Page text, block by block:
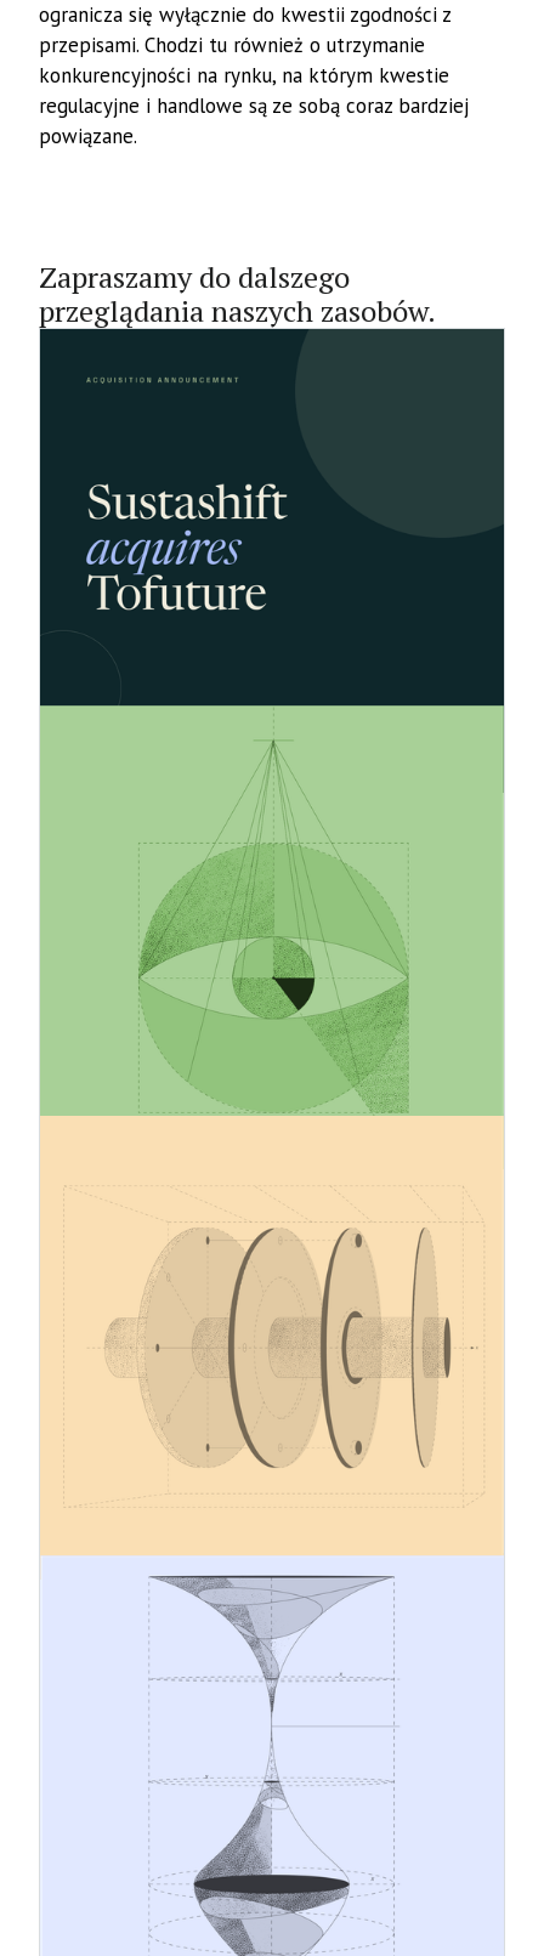
ogranicza się wyłącznie do kwestii zgodności z
przepisami. Chodzi tu również o utrzymanie
konkurencyjności na rynku, na którym kwestie
regulacyjne i handlowe są ze sobą coraz bardziej
powiązane.
Zapraszamy do dalszego
przeglądania naszych zasobów.
firmy Tofuture, aby przyspieszyć
rozwój swojej platformy do
sporządzania raportów dotyczących
zrównoważonego rozwoju
Firma Sustashift przejęła działalność firmy
Tofuture, poszerzając swoją bazę klientów do
około 60 podmiotów w 5 krajach i zbliżając się
do realizacji celu, jakim jest stworzenie wiodącej
na rynku platformy do sporządzania raportów
dotyczących zrównoważonego rozwoju.
18.5.2026
Jak opracować realną i wiarygodną
strategię redukcji emisji
Firmy znajdują się pod coraz większą presją, by
ograniczać emisje, jednak realizacja wielu
strategii wciąż kończy się niepowodzeniem. Co
odróżnia wiarygodne działania na rzecz klimatu
od pustych obietnic? W niniejszym artykule
omówiono, w jaki sposób przedsiębiorstwa mogą
opracowywać realistyczne, oparte na danych
strategie redukcji emisji, które przyczyniają się
zarówno do poprawy wyników w zakresie
zrównoważonego rozwoju, jak i do wzmocnienia
długoterminowej konkurencyjności.
Mechanizm dostosowania cen
granicznych emisji dwutlenku węgla
– aktualizacja z grudnia 2025 r.
W grudniu 2025 r. UE przyjęła kilka rozporządzeń
wykonawczych regulujących ostateczną
(obowiązkową) fazę mechanizmu dostosowania
cen na granicach z uwzględnieniem emisji
dwutlenku węgla (CBAM), a także wniosek
dotyczący rozszerzenia zakresu CBAM w
przyszłości. Kilka kluczowych przepisów tego
obszernego pakietu regulacyjnego (ok. 5000
stron) ma zastosowanie we wszystkich
państwach członkowskich UE od dnia 1 stycznia
2026 r.
12.1.2026
Koncepcyjny i systemowy skok od
tradycyjnego zarządzania ryzykiem
do strategicznego przywództwa w
zakresie zrównoważonego rozwoju
Środowisko biznesowe podlega ciągłym zmianom.
Napięcia geopolityczne, zmiany klimatu i regulacji
prawnych oraz rosnące oczekiwania interesariuszy
stanowią wyzwanie dla tradycyjnych modeli
zarządzania. W obliczu tych dynamicznych zmian
zarządzanie ryzykiem i odpowiedzialność
korporacyjna nie powinny już funkcjonować jako
odrębne procesy, ale jako powiązane ze sobą
systemy o wspólnym celu: zapewnieniu ciągłości